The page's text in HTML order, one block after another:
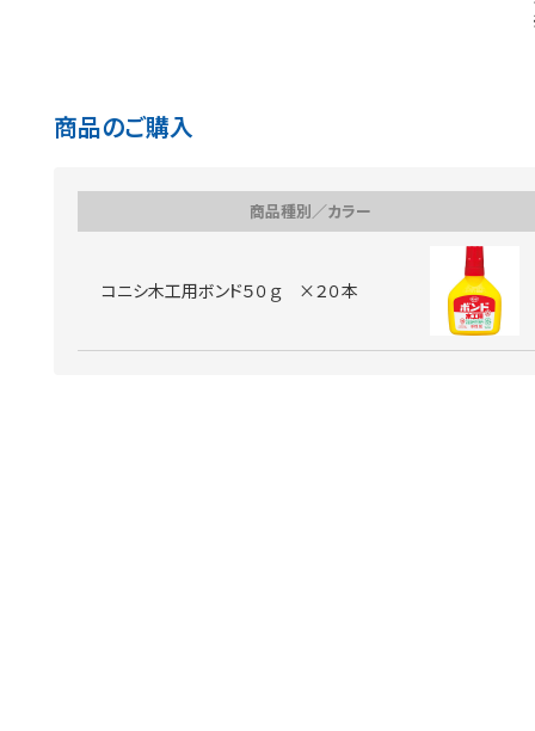
商品のご購入
商品種別／カラー
コニシ木工用ボンド５０ｇ ×２０本